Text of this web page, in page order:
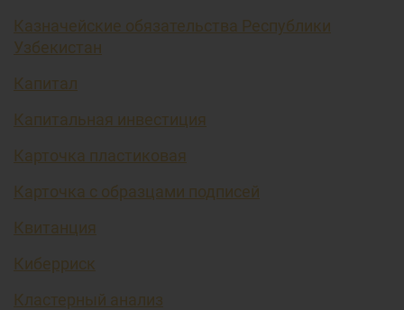
Казначейские обязательства Республики
Узбекистан
Капитал
Капитальная инвестиция
Карточка пластиковая
Карточка с образцами подписей
Квитанция
Киберриск
Кластерный анализ